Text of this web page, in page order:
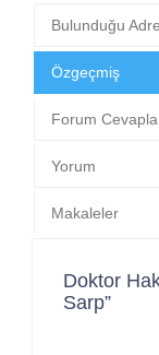
Bulunduğu
Özgeçmiş
Forum
Yorum
Makaleler
Doktor
Sarp”